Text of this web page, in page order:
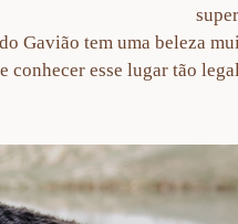
Gavião tem uma beleza
conhecer esse lugar tão